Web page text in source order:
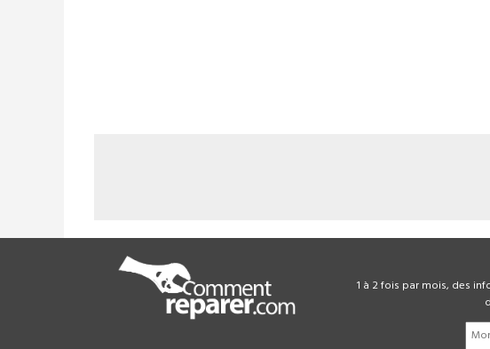
1 à 2 fois par mois, des